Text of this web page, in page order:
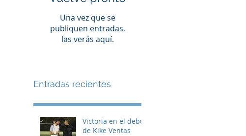
Una vez que se
publiquen entradas,
las verás aquí.
Entradas recientes
Victoria en el debut
de Kike Ventas